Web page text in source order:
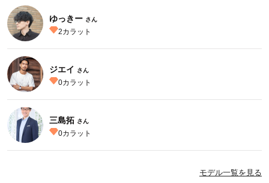
ゆっきー さん
2カラット
ジエイ さん
0カラット
三島拓 さん
0カラット
モデル一覧を見る